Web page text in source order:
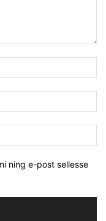
ning e-post sellesse